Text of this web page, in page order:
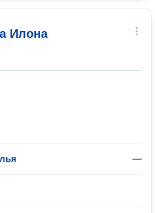
Илона
—